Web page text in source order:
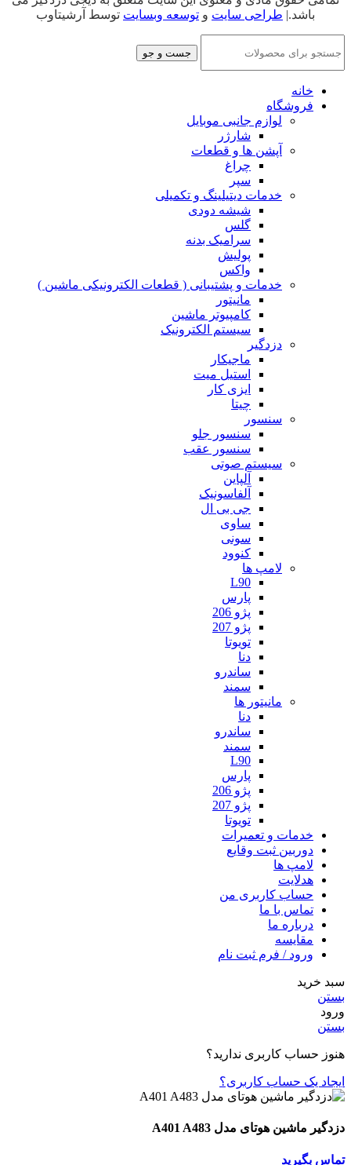
باشد.| طراحی سایت و توسعه وبسایت توسط آرشیتاوب
جست و جو
خانه
فروشگاه
لوازم جانبی موبایل
شارژر
آپشن ها و قطعات
چراغ
سپر
خدمات دیتیلینگ و تکمیلی
شیشه دودی
گلس
سرامیک بدنه
پولیش
واکس
خدمات و پشتیبانی ( قطعات الکترونیکی ماشین )
مانیتور
کامپیوتر ماشین
سیستم الکترونیک
دزدگیر
ماجیکار
استیل میت
ایزی کار
چیتا
سنسور
سنسور جلو
سنسور عقب
سیستم صوتی
آلپاین
آلفاسونیک
جی بی ال
ساوی
سونی
کنوود
لامپ ها
L90
پارس
پژو 206
پژو 207
تویوتا
دنا
ساندرو
سمند
مانیتور ها
دنا
ساندرو
سمند
L90
پارس
پژو 206
پژو 207
تویوتا
خدمات و تعمیرات
دوربین ثبت وقایع
لامپ ها
هدلایت
حساب کاربری من
تماس با ما
درباره ما
مقایسه
ورود / فرم ثبت نام
سبد خرید
بستن
ورود
بستن
هنوز حساب کاربری ندارید؟
ایجاد یک حساب کاربری؟
دزدگیر ماشین هوتای مدل A401 A483
تماس بگیرید